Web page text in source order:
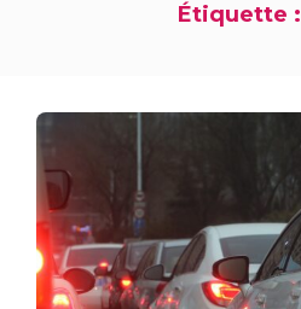
Étiquette :